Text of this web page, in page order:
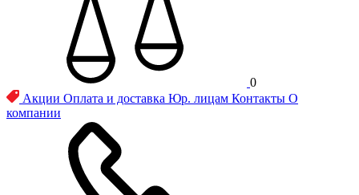
0
Акции Оплата и доставка Юр. лицам Контакты О
компании